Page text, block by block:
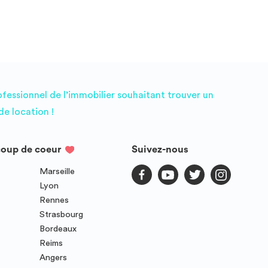
de l’immobilier souhaitant trouver un
location !
de coeur
Marseille
Lyon
Rennes
Strasbourg
Bordeaux
Reims
Angers
Suivez-nous